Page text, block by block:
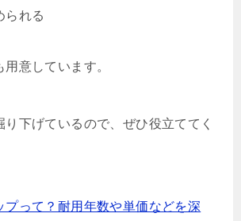
られる
意しています。
下げているので、ぜひ役立ててく
プって？耐用年数や単価などを深